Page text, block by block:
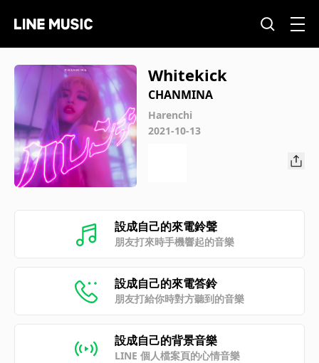
Whitekick
CHANMINA
Harenchi
2021-10-13
設成自己的來電鈴聲
朋友打來時手機響起的音樂
設成自己的來電答鈴
朋友打給你時對方聽到的音樂
設成自己的背景音樂
LINE 個人檔案頁的心情音樂